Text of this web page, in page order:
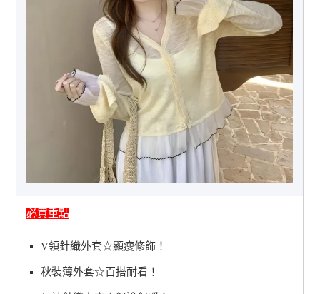
必買重點
V領針織外套☆顯瘦修飾！
秋裝薄外套☆百搭耐看！